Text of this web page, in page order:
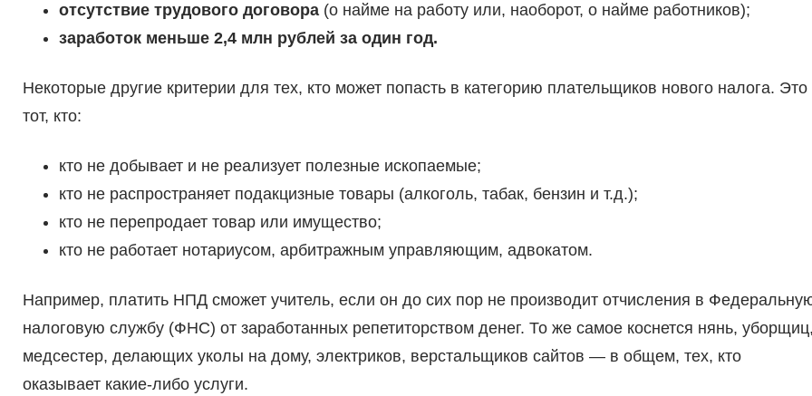
отсутствие трудового договора(о найме на работу или, наоборот, о найме работников);
заработок меньше 2,4 млн рублей за один год.
Некоторые другие критерии для тех, кто может попасть в категорию плательщиков нового налога. Это
тот, кто:
кто не добывает и не реализует полезные ископаемые;
кто не распространяет подакцизные товары (алкоголь, табак, бензин и т.д.);
кто не перепродает товар или имущество;
кто не работает нотариусом, арбитражным управляющим, адвокатом.
Например, платить НПД сможет учитель, если он до сих пор не производит отчисления в
налоговую службу (ФНС) от заработанных репетиторством денег. То же самое коснется нянь,
медсестер, делающих уколы на дому, электриков, верстальщиков сайтов — в общем, тех, кто
оказывает какие-либо услуги.